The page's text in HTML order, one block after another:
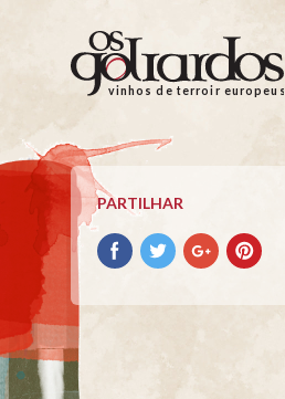
Os
Goliardos
Vinhos
de
Terroir
Europeus
vinhos de terroir europeus
PARTILHAR
Partilhar
no
Partilhar
no
Partilhar
no
Partilhar
no